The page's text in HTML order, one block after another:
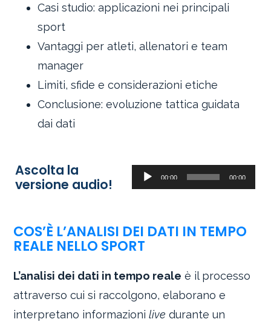
Casi studio: applicazioni nei principali
sport
Vantaggi per atleti, allenatori e team
manager
Limiti, sfide e considerazioni etiche
Conclusione: evoluzione tattica guidata
dai dati
Ascolta la
versione audio!
Audio
Player
00:00 00:00
COS’È L’ANALISI DEI DATI IN TEMPO
REALE NELLO SPORT
L’analisi dei dati in tempo reale è il processo
attraverso cui si raccolgono, elaborano e
interpretano informazionilive durante un